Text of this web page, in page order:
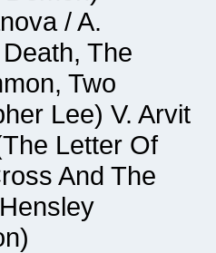
/ A.
The
Two
Lee) V. Arvit
Letter Of
And The